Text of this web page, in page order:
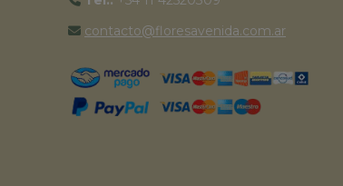
contacto@floresavenida.com.ar